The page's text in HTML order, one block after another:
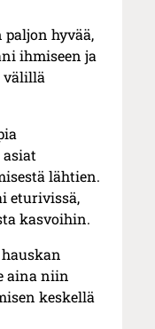
hyvää,
ihmiseen ja
välillä
lähtien.
eturivissä,
kasvoihin.
aina niin
keskellä